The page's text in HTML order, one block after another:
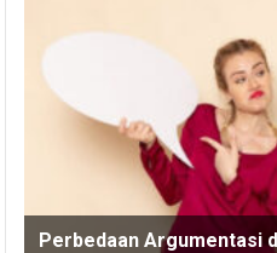
Perbedaan Argumentasi